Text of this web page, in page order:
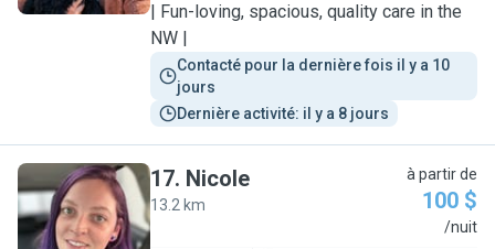
| Fun-loving, spacious, quality care in the
NW |
Contacté pour la dernière fois il y a 10
jours
Dernière activité: il y a 8 jours
N
17. Nicole
13.2 km
à partir de
100 $
/nuit